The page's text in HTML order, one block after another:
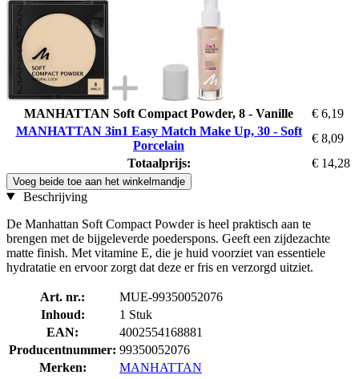
MANHATTAN Soft Compact Powder, 8 - Vanille
€ 6,19
MANHATTAN 3in1 Easy Match Make Up, 30 - Soft
Porcelain
€ 8,09
Totaalprijs:
€ 14,28
Voeg beide toe aan het winkelmandje
Beschrijving
De Manhattan Soft Compact Powder is heel praktisch aan te
brengen met de bijgeleverde poederspons. Geeft een zijdezachte
matte finish. Met vitamine E, die je huid voorziet van essentiele
hydratatie en ervoor zorgt dat deze er fris en verzorgd uitziet.
Art. nr.:
MUE-99350052076
Inhoud:
1 Stuk
EAN:
4002554168881
Producentnummer: 99350052076
Merken:
MANHATTAN